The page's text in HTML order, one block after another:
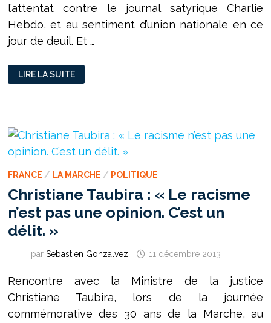
l’attentat contre le journal satyrique Charlie
Hebdo, et au sentiment d’union nationale en ce
jour de deuil. Et …
« CHIALER
HEBDO »
LIRE LA SUITE
FRANCE / LA MARCHE / POLITIQUE
Christiane Taubira : « Le racisme
n’est pas une opinion. C’est un
délit. »
par Sebastien Gonzalvez 11 décembre 2013
Rencontre avec la Ministre de la justice
Christiane Taubira, lors de la journée
commémorative des 30 ans de la Marche, au